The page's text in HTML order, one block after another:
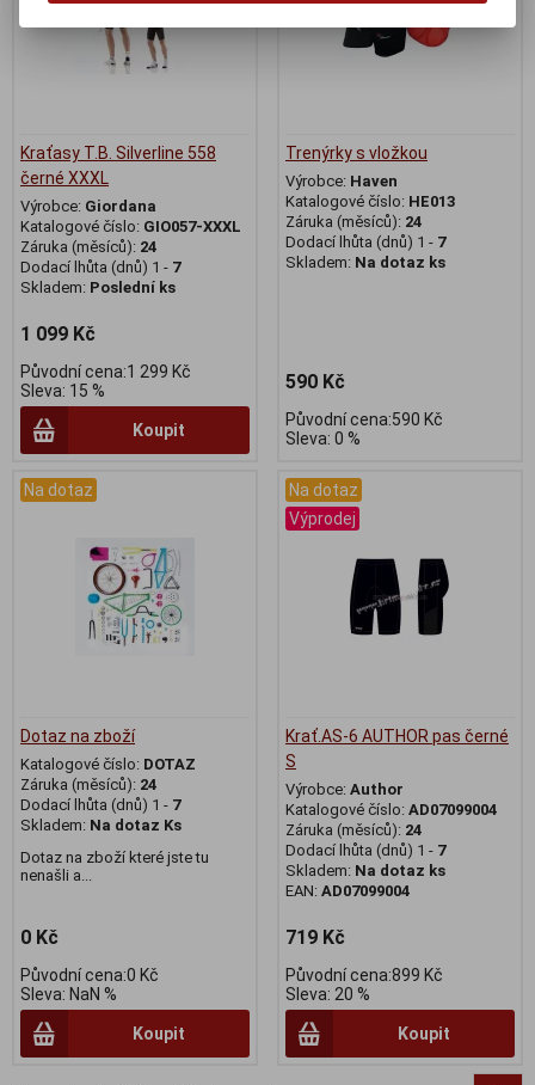
Kraťasy T.B. Silverline 558
černé XXXL
Výrobce: Giordana
Katalogové číslo: GIO057-XXXL
Záruka (měsíců): 24
Dodací lhůta (dnů) 1 - 7
Skladem: Poslední ks
1 099 Kč
Původní cena:1 299 Kč
Sleva: 15 %
Koupit
Trenýrky s vložkou
Výrobce: Haven
Katalogové číslo: HE013
Záruka (měsíců): 24
Dodací lhůta (dnů) 1 - 7
Skladem: Na dotaz ks
590 Kč
Původní cena:590 Kč
Sleva: 0 %
Na dotaz
Dotaz na zboží
Katalogové číslo: DOTAZ
Záruka (měsíců): 24
Dodací lhůta (dnů) 1 - 7
Skladem: Na dotaz Ks
Dotaz na zboží které jste tu
nenašli a...
0 Kč
Původní cena:0 Kč
Sleva: NaN %
Koupit
Na dotaz
Výprodej
Krať.AS-6 AUTHOR pas černé
S
Výrobce: Author
Katalogové číslo: AD07099004
Záruka (měsíců): 24
Dodací lhůta (dnů) 1 - 7
Skladem: Na dotaz ks
EAN: AD07099004
719 Kč
Původní cena:899 Kč
Sleva: 20 %
Koupit